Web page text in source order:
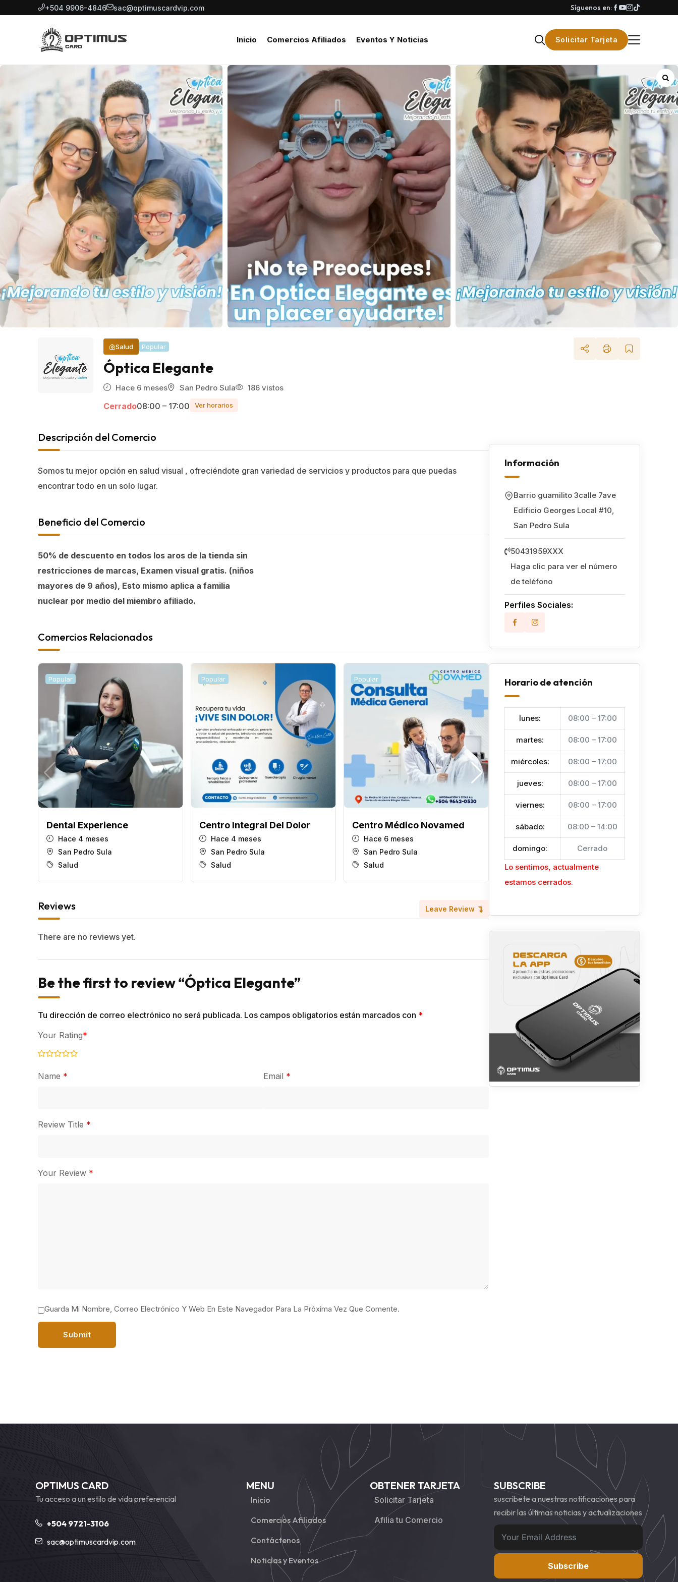
+504 9906-4846 sac@optimuscardvip.com Síguenos en:
Inicio Comercios Afiliados Eventos Y Noticias Solicitar Tarjeta
Salud Popular
Óptica Elegante
Hace 6 meses San Pedro Sula 186 vistos
Cerrado08:00 – 17:00 Ver horarios
Descripción del Comercio
Somos tu mejor opción en salud visual , ofreciéndote gran variedad de servicios y productos para que puedas
encontrar todo en un solo lugar.
Beneficio del Comercio
50% de descuento en todos los aros de la tienda sin
restricciones de marcas, Examen visual gratis. (niños
mayores de 9 años), Esto mismo aplica a familia
nuclear por medio del miembro afiliado.
Comercios Relacionados
Popular
Dental Experience
Hace 4 meses
San Pedro Sula
Salud
Popular
Centro Integral Del Dolor
Hace 4 meses
San Pedro Sula
Salud
Popular
Centro Médico Novamed
Hace 6 meses
San Pedro Sula
Salud
Popular
Laboratorio Bueso Arias
Hace 6 meses
San Pedro Sula
Salud
Reviews Leave Review
There are no reviews yet.
Be the first to review “Óptica Elegante”
Tu dirección de correo electrónico no será publicada. Los campos obligatorios están marcados con *
Review Title *
Your Rating*
Your Review *
Name * Email *
Guarda Mi Nombre, Correo Electrónico Y Web En Este Navegador Para La Próxima Vez Que Comente.
Información
Barrio guamilito 3calle 7ave
Edificio Georges Local #10,
San Pedro Sula
50431959XXX
Haga clic para ver el número
de teléfono
Perfiles Sociales:
Horario de atención
lunes: 08:00 – 17:00
martes: 08:00 – 17:00
miércoles: 08:00 – 17:00
jueves: 08:00 – 17:00
viernes: 08:00 – 17:00
sábado: 08:00 – 14:00
domingo:
Cerrado
Lo sentimos, actualmente
estamos cerrados.
OPTIMUS CARD
Tu acceso a un estilo de vida preferencial
+504 9721-3106
sac@optimuscardvip.com
MENU
Inicio
Comercios Afiliados
Contáctenos
Noticias y Eventos
OBTENER TARJETA
Solicitar Tarjeta
Afilia tu Comercio
SUBSCRIBE
suscríbete a nuestras notificaciones para
recibir las últimas noticias y actualizaciones
Subscribe